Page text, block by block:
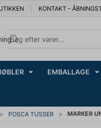
KONTAKT -
EMBALLAGE
POSCA TUSSER MARKER